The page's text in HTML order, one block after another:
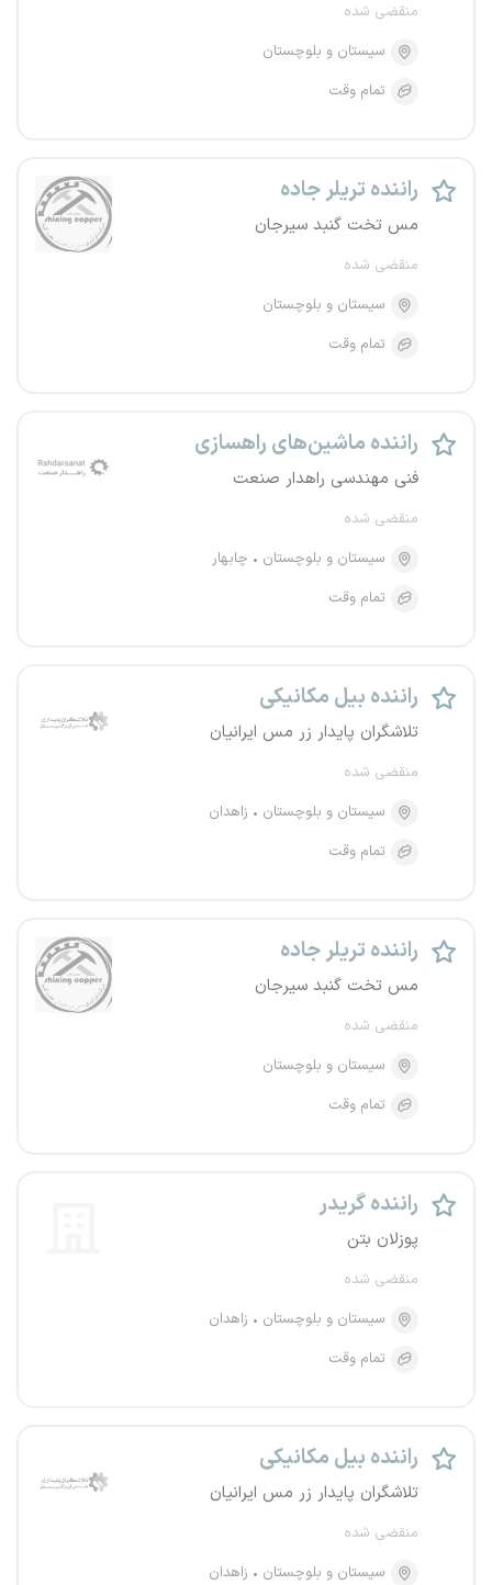
منقضی شده
سیستان و بلوچستان
تمام وقت
راننده تریلر جاده
مس تخت گنبد سیرجان
منقضی شده
سیستان و بلوچستان
تمام وقت
راننده ماشین‌های راهسازی
فنی مهندسی راهدار صنعت
منقضی شده
سیستان و بلوچستان
چابهار
تمام وقت
راننده بیل مکانیکی
تلاشگران پایدار زر مس ایرانیان
منقضی شده
سیستان و بلوچستان
زاهدان
تمام وقت
راننده تریلر جاده
مس تخت گنبد سیرجان
منقضی شده
سیستان و بلوچستان
تمام وقت
راننده گریدر
پوزلان بتن
منقضی شده
سیستان و بلوچستان
زاهدان
تمام وقت
راننده بیل مکانیکی
تلاشگران پایدار زر مس ایرانیان
منقضی شده
سیستان و بلوچستان
زاهدان